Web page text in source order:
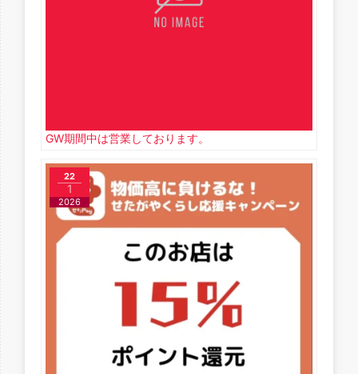
GW期間中は営業しております。
22
1
2026